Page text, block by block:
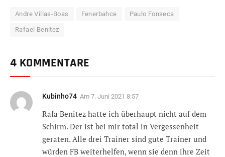
Andre Villas-Boas Fenerbahce Paulo Fonseca
Rafael Benitez
4 KOMMENTARE
Kubinho74 Am 7. Juni 2021 8:57
Rafa Benitez hatte ich überhaupt nicht auf dem
Schirm. Der ist bei mir total in Vergessenheit
geraten. Alle drei Trainer sind gute Trainer und
würden FB weiterhelfen, wenn sie denn ihre Zeit